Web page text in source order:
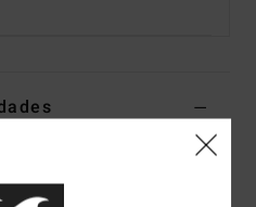
de Cor